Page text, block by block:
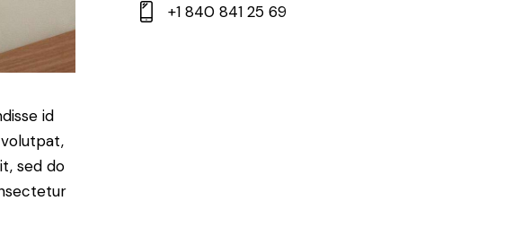
id
sed do
+1 840 841 25 69